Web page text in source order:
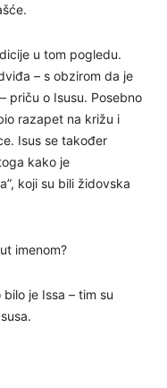
u tom pogledu.
– s obzirom da je
priču o Isusu. Posebno
razapet na križu i
Isus se također
kako je
koji su bili židovska
imenom?
je Issa – tim su